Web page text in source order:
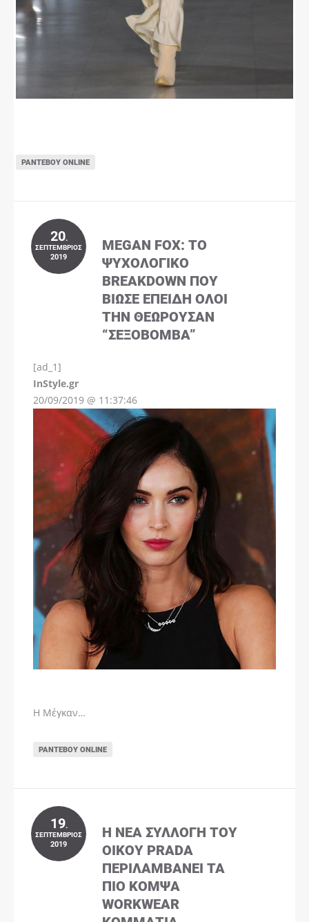
ΡΑΝΤΕΒΟΎ ONLINE
20.
ΣΕΠΤΈΜΒΡΙΟΣ
2019
MEGAN FOX: ΤΟ
ΨΥΧΟΛΟΓΙΚΌ
BREAKDOWN ΠΟΥ
ΒΊΩΣΕ ΕΠΕΙΔΉ ΌΛΟΙ
ΤΗΝ ΘΕΩΡΟΎΣΑΝ
“ΣΕΞΟΒΌΜΒΑ”
[ad_1]
InStyle.gr
20/09/2019 @ 11:37:46
Η Μέγκαν…
ΡΑΝΤΕΒΟΎ ONLINE
19.
ΣΕΠΤΈΜΒΡΙΟΣ
2019
Η ΝΈΑ ΣΥΛΛΟΓΉ ΤΟΥ
ΟΊΚΟΥ PRADA
ΠΕΡΙΛΑΜΒΆΝΕΙ ΤΑ
ΠΙΟ ΚΟΜΨΆ
WORKWEAR